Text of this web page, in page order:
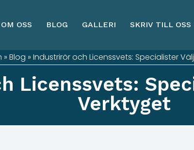
OM OSS BLOG GALLERI SKRIV TILL OSS
» Blog » Industrirör och Licenssvets: Specialister
Licenssvets:
Verktyget